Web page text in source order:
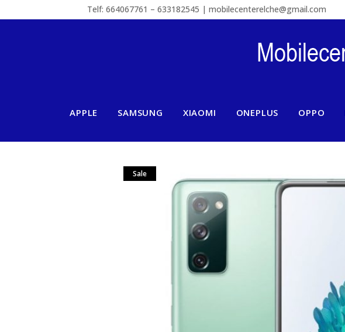
Telf: 664067761 – 633182545 | mobilecenterelche@gmail.com
APPLE SAMSUNG XIAOMI ONEPLUS OPPO
Sale